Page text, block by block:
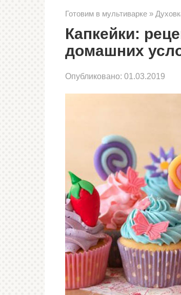
Готовим в мультиварке »
Капкейки:
домашних
Опубликовано: 01.03.2019